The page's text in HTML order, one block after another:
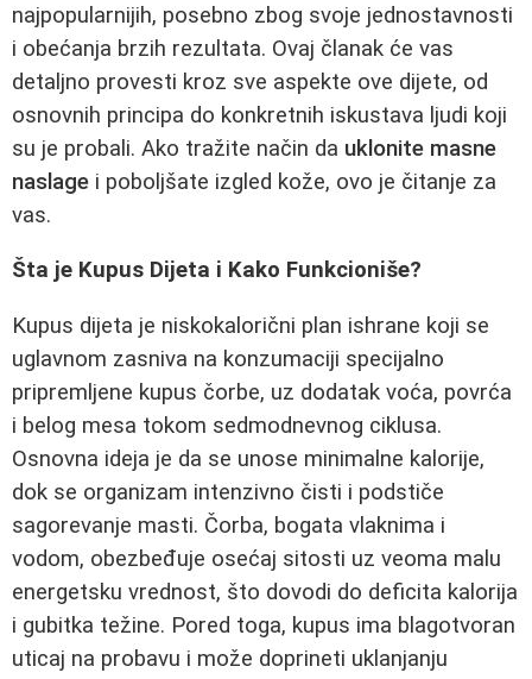
najpopularnijih, posebno zbog svoje jednostavnosti
i obećanja brzih rezultata. Ovaj članak će vas
detaljno provesti kroz sve aspekte ove dijete, od
osnovnih principa do konkretnih iskustava ljudi koji
su je probali. Ako tražite način da uklonite masne
naslage i poboljšate izgled kože, ovo je čitanje za
vas.
Šta je Kupus Dijeta i Kako Funkcioniše?
Kupus dijeta je niskokalorični plan ishrane koji se
uglavnom zasniva na konzumaciji specijalno
pripremljene kupus čorbe, uz dodatak voća, povrća
i belog mesa tokom sedmodnevnog ciklusa.
Osnovna ideja je da se unose minimalne kalorije,
dok se organizam intenzivno čisti i podstiče
sagorevanje masti. Čorba, bogata vlaknima i
vodom, obezbeđuje osećaj sitosti uz veoma malu
energetsku vrednost, što dovodi do deficita kalorija
i gubitka težine. Pored toga, kupus ima blagotvoran
uticaj na probavu i može doprineti uklanjanju